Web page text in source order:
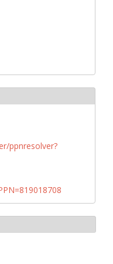
ppnresolver?